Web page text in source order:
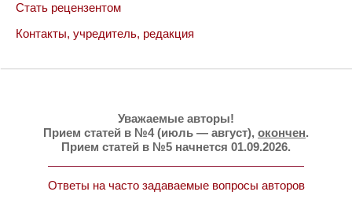
Стать рецензентом
Контакты, учредитель, редакция
Уважаемые авторы!
Прием статей в №4 (июль — август), окончен.
Прием статей в №5 начнется 01.09.2026.
Ответы на часто задаваемые вопросы авторов